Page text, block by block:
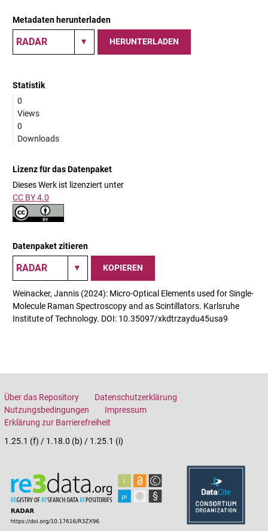
Metadaten herunterladen
HERUNTERLADEN
Statistik
0
Views
0
Downloads
Lizenz für das Datenpaket
Dieses Werk ist lizenziert unter
CC BY 4.0
Datenpaket zitieren
KOPIEREN
Weinacker, Jannis (2024): Micro-Optical Elements used for Single-
Molecule Raman Spectroscopy and as Scintillators. Karlsruhe
Institute of Technology. DOI: 10.35097/xkdtrzaydu45usa9
Über das Repository
Datenschutzerklärung
Nutzungsbedingungen
Impressum
Erklärung zur Barrierefreiheit
1.25.1 (f) / 1.18.0 (b) / 1.25.1 (i)